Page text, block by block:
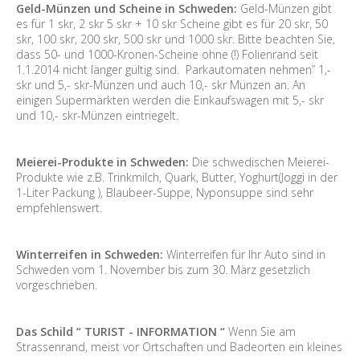
Geld-Münzen und Scheine in Schweden: Geld-Münzen gibt
es für 1 skr, 2 skr 5 skr + 10 skr Scheine gibt es für 20 skr, 50
skr, 100 skr, 200 skr, 500 skr und 1000 skr. Bitte beachten Sie,
dass 50- und 1000-Kronen-Scheine ohne (!) Folienrand seit
1.1.2014 nicht länger gültig sind. Parkautomaten nehmen” 1,-
skr und 5,- skr-Münzen und auch 10,- skr Münzen an. An
einigen Supermärkten werden die Einkaufswagen mit 5,- skr
und 10,- skr-Münzen eintriegelt.
Meierei-Produkte in Schweden: Die schwedischen Meierei-
Produkte wie z.B. Trinkmilch, Quark, Butter, Yoghurt(Joggi in der
1-Liter Packung ), Blaubeer-Suppe, Nyponsuppe sind sehr
empfehlenswert.
Winterreifen in Schweden: Winterreifen für Ihr Auto sind in
Schweden vom 1. November bis zum 30. März gesetzlich
vorgeschrieben.
Das Schild “ TURIST - INFORMATION “ Wenn Sie am
Strassenrand, meist vor Ortschaften und Badeorten ein kleines